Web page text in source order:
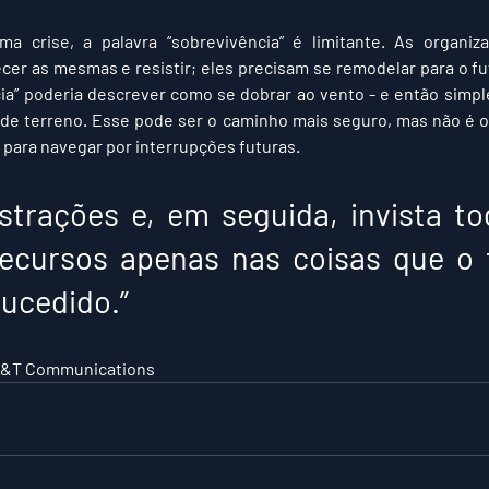
crise, a palavra “sobrevivência” é limitante. As
as mesmas e resistir; eles precisam se remodelar para o
poderia descrever como se dobrar ao vento - e então
terreno. Esse pode ser o caminho mais seguro, mas não é
navegar por interrupções futuras.
apenas nas coisas que o
Communications